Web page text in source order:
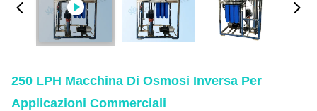
250 LPH Macchina Di Osmosi Inversa Per
Applicazioni Commerciali